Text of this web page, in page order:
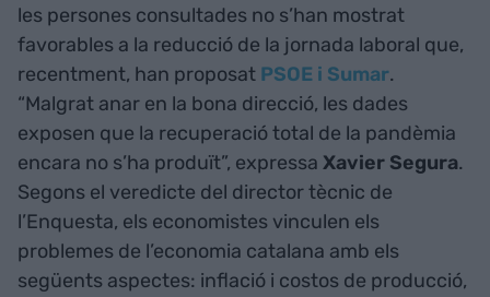
les persones consultades no s’han mostrat
favorables a la reducció de la jornada laboral que,
recentment, han proposat PSOE i Sumar.
“Malgrat anar en la bona direcció, les dades
exposen que la recuperació total de la pandèmia
encara no s’ha produït”, expressa Xavier Segura.
Segons el veredicte del director tècnic de
l’Enquesta, els economistes vinculen els
problemes de l’economia catalana amb els
següents aspectes: inflació i costos de producció,